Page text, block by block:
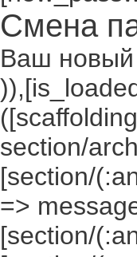
Смена
Ваш новый
section/
[section/
=>
[section/